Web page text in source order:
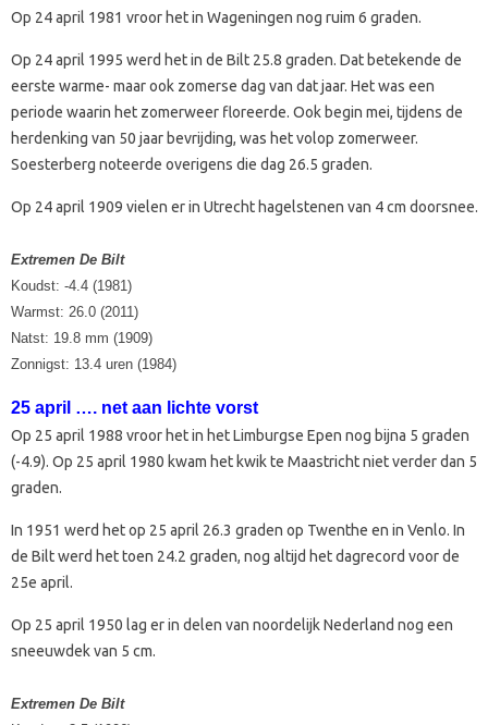
Op 24 april 1981 vroor het in Wageningen nog ruim 6 graden.
Op 24 april 1995 werd het in de Bilt 25.8 graden. Dat betekende de
eerste warme- maar ook zomerse dag van dat jaar. Het was een
periode waarin het zomerweer floreerde. Ook begin mei, tijdens de
herdenking van 50 jaar bevrijding, was het volop zomerweer.
Soesterberg noteerde overigens die dag 26.5 graden.
Op 24 april 1909 vielen er in Utrecht hagelstenen van 4 cm doorsnee.
Extremen De Bilt
Koudst: -4.4 (1981)
Warmst: 26.0 (2011)
Natst: 19.8 mm (1909)
Zonnigst: 13.4 uren (1984)
25 april …. net aan lichte vorst
Op 25 april 1988 vroor het in het Limburgse Epen nog bijna 5 graden
(-4.9). Op 25 april 1980 kwam het kwik te Maastricht niet verder dan 5
graden.
In 1951 werd het op 25 april 26.3 graden op Twenthe en in Venlo. In
de Bilt werd het toen 24.2 graden, nog altijd het dagrecord voor de
25e april.
Op 25 april 1950 lag er in delen van noordelijk Nederland nog een
sneeuwdek van 5 cm.
Extremen De Bilt